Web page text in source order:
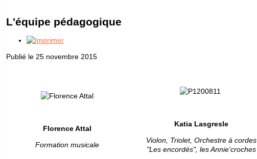
L'équipe pédagogique
Publié le 25 novembre 2015
Florence Attal
Formation musicale
Katia Lasgresle
Violon, Triolet, Orchestre à cordes
"Les encordés", les Annie'croches